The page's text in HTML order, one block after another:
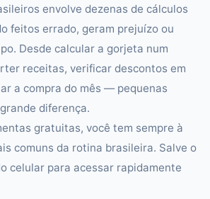
envolve dezenas de cálculos
feitos errado, geram prejuízo ou
Desde calcular a gorjeta num
receitas, verificar descontos em
a compra do mês — pequenas
diferença.
gratuitas, você tem sempre à
comuns da rotina brasileira. Salve o
celular para acessar rapidamente